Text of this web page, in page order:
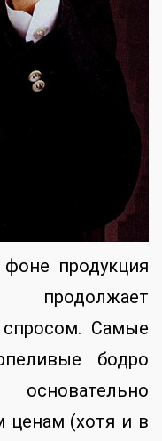
продукция
спросом. Самые
бодро
(хотя и в